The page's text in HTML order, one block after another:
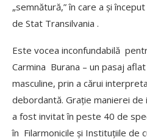
„semnătură,” în care a şi
de Stat Transilvania .
Este vocea inconfundabilă
Carmina Burana – un pasaj
masculine, prin a cărui
debordantă. Graţie manierei
a fost invitat în peste 40 de
în Filarmonicile şi Instituţiile de